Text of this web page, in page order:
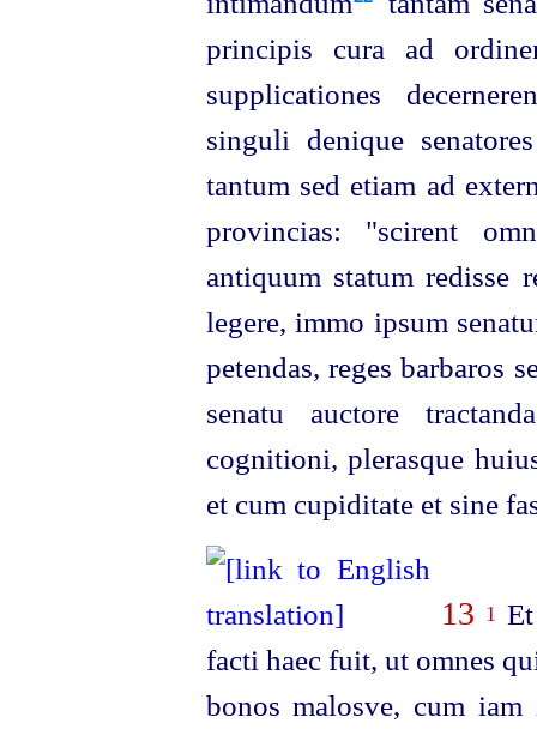
principis cura ad
supplicationes
singuli denique
tantum sed etiam ad
provincias: "scirent
antiquum statum redisse
legere, immo ipsum
petendas, reges barbaros
senatu auctore
cognitioni, plerasque
et cum cupiditate et sine
13 1
facti haec fuit, ut omnes
bonos malosve, cum